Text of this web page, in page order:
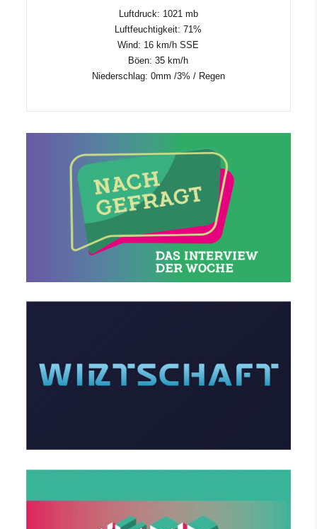
Luftdruck: 1021 mb
Luftfeuchtigkeit: 71%
Wind: 16 km/h SSE
Böen: 35 km/h
Niederschlag: 0mm /3% / Regen